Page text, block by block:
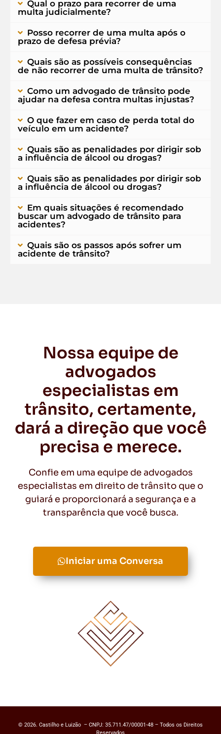
Qual o prazo para recorrer de uma
multa judicialmente?
Posso recorrer de uma multa após o
prazo de defesa prévia?
Quais são as possíveis consequências
de não recorrer de uma multa de trânsito?
Como um advogado de trânsito pode
ajudar na defesa contra multas injustas?
O que fazer em caso de perda total do
veículo em um acidente?
Quais são as penalidades por dirigir sob
a influência de álcool ou drogas?
Quais são as penalidades por dirigir sob
a influência de álcool ou drogas?
Em quais situações é recomendado
buscar um advogado de trânsito para
acidentes?
Quais são os passos após sofrer um
acidente de trânsito?
Nossa equipe de
advogados
especialistas em
trânsito, certamente,
dará a direção que você
precisa e merece.
Confie em uma equipe de advogados
especialistas em direito de trânsito que o
guiará e proporcionará a segurança e a
transparência que você busca.
Iniciar uma Conversa
© 2026. Castilho e Luizão – CNPJ: 35.711.47/00001-48 – Todos os Direitos